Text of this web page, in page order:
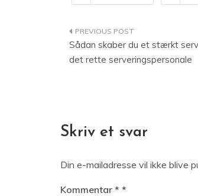
Indlægsnavigation
Sådan skaber du et stærkt
det rette serveringspersonale
Skriv et svar
Din e-mailadresse vil ikke blive
Kommentar *